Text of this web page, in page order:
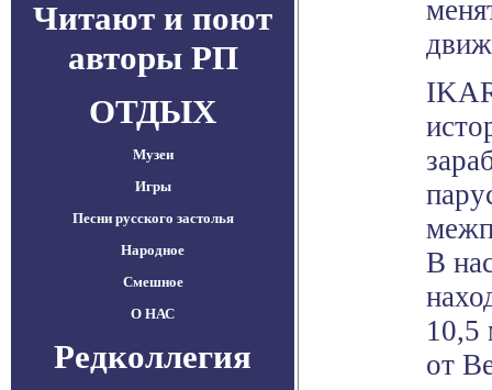
Читают и поют
авторы РП
ОТДЫХ
Музеи
Игры
Песни русского застолья
Народное
Смешное
О НАС
Редколлегия
В
10,5
от